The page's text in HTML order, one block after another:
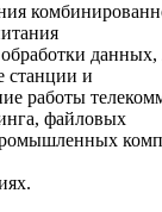
данных,
станции и
работы
файловых